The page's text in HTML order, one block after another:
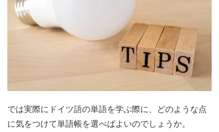
では実際にドイツ語の単語を学ぶ際に、どのような点
に気をつけて単語帳を選べばよいのでしょうか。